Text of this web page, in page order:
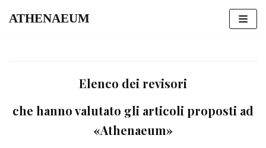
ATHENAEUM
Elenco dei revisori
che hanno valutato gli articoli proposti ad
«Athenaeum»